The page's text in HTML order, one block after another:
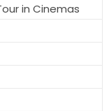
in Cinemas